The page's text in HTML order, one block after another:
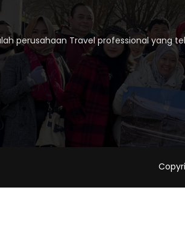
perusahaan Travel professional yang